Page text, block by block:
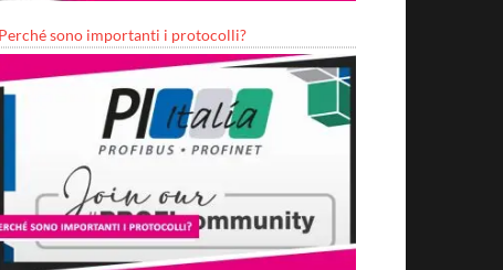
Perché sono importanti i protocolli?